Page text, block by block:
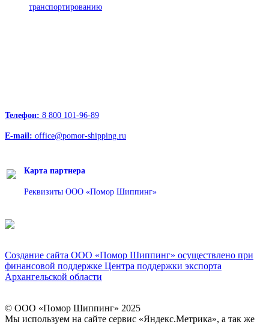
транспортированию
Телефон: 8 800 101-96-89
E-mail: office@pomor-shipping.ru
Карта партнера
Реквизиты ООО «Помор Шиппинг»
Создание сайта ООО «Помор Шиппинг» осуществлено при
финансовой поддержке Центра поддержки экспорта
Архангельской области
© ООО «Помор Шиппинг» 2025
Вверх
Мы используем на сайте сервис «Яндекс.Метрика», а так же